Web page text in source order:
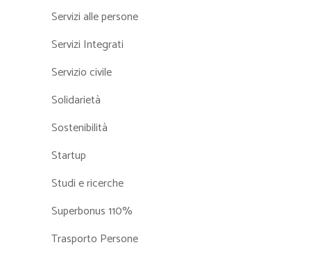
Servizi alle persone
Servizi Integrati
Servizio civile
Solidarietà
Sostenibilità
Startup
Studi e ricerche
Superbonus 110%
Trasporto Persone